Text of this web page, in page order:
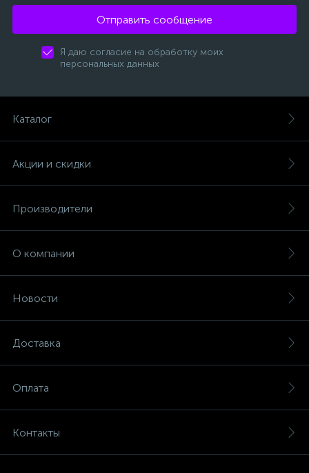
Отправить сообщение
Я даю согласие на обработку моих
персональных данных
Каталог
Акции и скидки
Производители
О компании
Новости
Доставка
Оплата
Контакты